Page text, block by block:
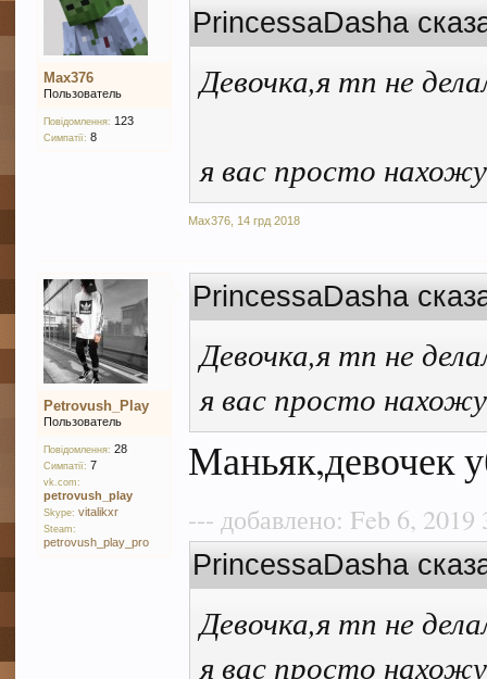
Max376
Пользователь
Повідомлення: 123
Симпатії: 8
PrincessaDasha
Девочка,я тп не
я вас просто нахожу
Max376 14 грд 2018
Petrovush_Play
Пользователь
Повідомлення: 28
Симпатії: 7
vk.com:
petrovush_play
Skype: vitalikxr
Steam:
petrovush_play_pro
PrincessaDasha
Девочка,я тп не
я вас просто нахожу
Маньяк,девочек
--- добавлено: Feb 6,
PrincessaDasha
Девочка,я тп не
я вас просто нахожу